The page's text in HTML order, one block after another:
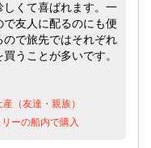
くて喜ばれます。一
友人に配るのにも便
で旅先ではそれぞれ
うことが多いです。
（友達・親族）
ーの船内で購入